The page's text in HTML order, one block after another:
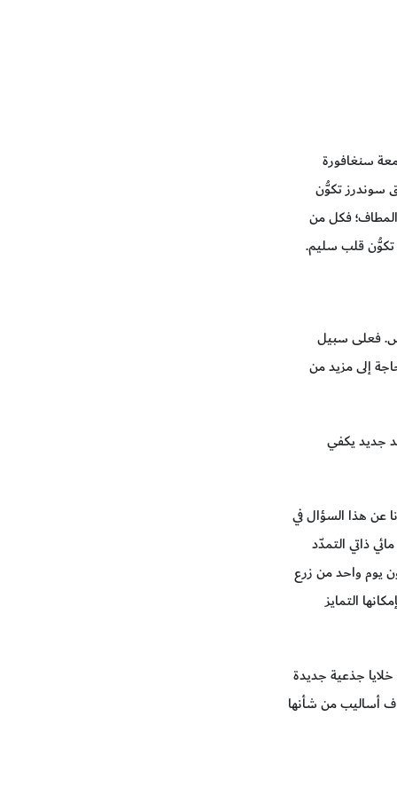
سنغافورة
سوندرز تكوُّن
المطاف؛ فكل من
تكوُّن قلب سليم.
فعلى سبيل
إلى مزيد من
جديد يكفي
عن هذا السؤال في
ذاتي التمدّد
الجلد من حوله. وفي غضون يوم واحد من زرع
التمايز
جذعية جديدة
أساليب من شأنها